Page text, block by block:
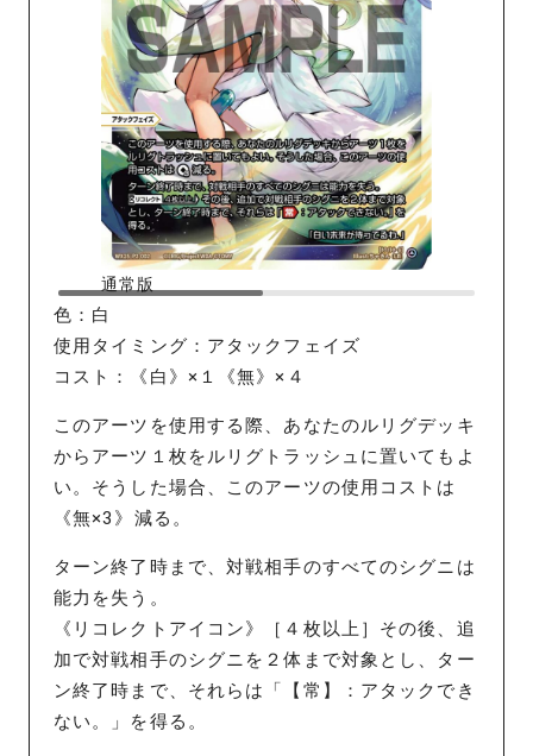
通常版
色：白
使用タイミング：アタックフェイズ
コスト：《白》×１《無》×４
このアーツを使用する際、あなたのルリグデッキ
からアーツ１枚をルリグトラッシュに置いてもよ
い。そうした場合、このアーツの使用コストは
《無×3》減る。
ターン終了時まで、対戦相手のすべてのシグニは
能力を失う。
《リコレクトアイコン》［４枚以上］その後、追
加で対戦相手のシグニを２体まで対象とし、ター
ン終了時まで、それらは「【常】：アタックでき
ない。」を得る。